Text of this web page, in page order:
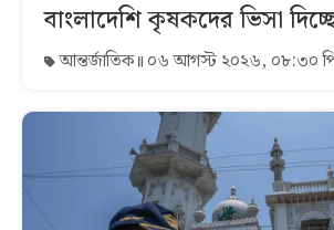
বাংলাদেশি কৃষকদের ভিসা
আন্তর্জাতিক ০৬ আগস্ট ২০২৬, ০৮:৩০